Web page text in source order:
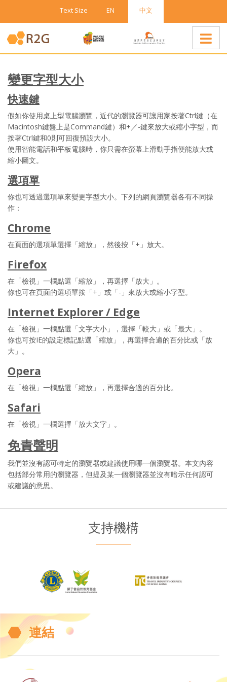
變更字型大小
快速鍵
假如你使用桌上型電腦瀏覽，近代的瀏覽器可讓用家按著Ctrl鍵（在
Macintosh鍵盤上是Command鍵）和+／-鍵來放大或縮小字型，而
按著Ctrl鍵和0則可回復預設大小。
使用智能電話和平板電腦時，你只需在螢幕上滑動手指便能放大或
縮小圖文。
選項單
你也可透過選項單來變更字型大小。下列的網頁瀏覽器各有不同操
作：
Chrome
在頁面的選項單選擇「縮放」，然後按「+」放大。
Firefox
在「檢視」一欄點選「縮放」，再選擇「放大」。
你也可在頁面的選項單按「+」或「-」來放大或縮小字型。
Internet Explorer / Edge
在「檢視」一欄點選「文字大小」，選擇「較大」或「最大」。
你也可按IE的設定標記點選「縮放」，再選擇合適的百分比或「放
大」。
Opera
在「檢視」一欄點選「縮放」，再選擇合適的百分比。
Safari
在「檢視」一欄選擇「放大文字」。
免責聲明
我們並沒有認可特定的瀏覽器或建議使用哪一個瀏覽器。本文內容
包括部分常用的瀏覽器，但提及某一個瀏覽器並沒有暗示任何認可
或建議的意思。
Text Size EN 中文
支持機構
連結